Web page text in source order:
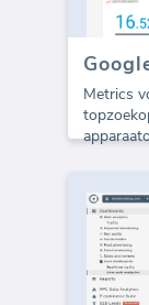
Metrics